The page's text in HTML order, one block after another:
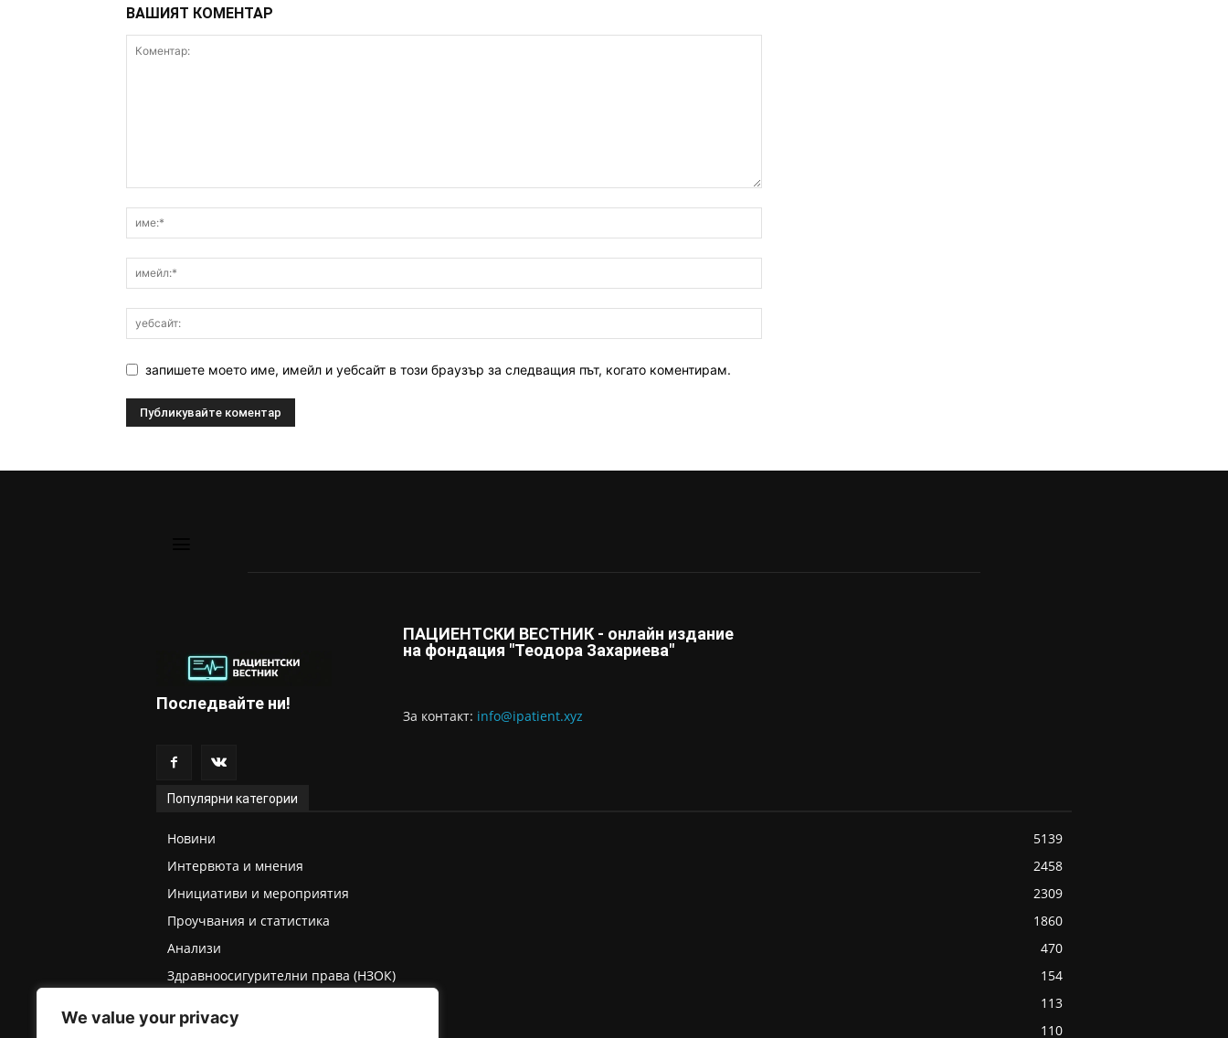
We value your privacy
ВАШИЯТ КОМЕНТАР
запишете моето име, имейл и уебсайт в този браузър за следващия път, когато коментирам.
Последвайте ни!
ПАЦИЕНТСКИ ВЕСТНИК - онлайн издание
на фондация "Теодора Захариева"
За контaкт: info@ipatient.xyz
Популярни категории
Новини
5139
Интервюта и мнения
2458
Инициативи и мероприятия
2309
Проучвания и статистика
1860
Анализи
470
Здравноосигурителни права (НЗОК)
154
113
Медицинска експертиза (ТЕЛК/НЕЛК)
110